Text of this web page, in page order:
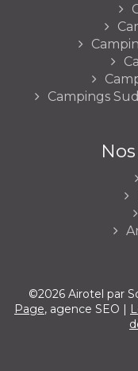
Campings
©2026 Airotel par
Page, agence SEO |